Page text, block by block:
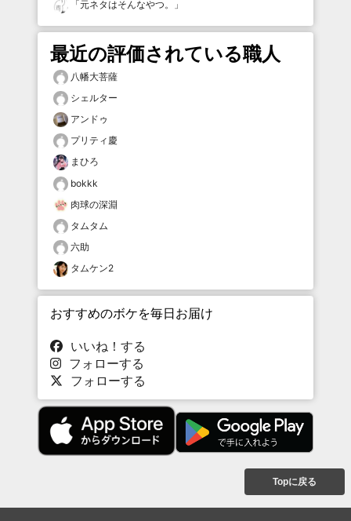
「元ネタはそんなやつ。 」
最近の評価されている職人
八幡大菩薩
シェルター
アンドゥ
プリティ慶
まひろ
bokkk
肉球の深淵
タムタム
六助
タムケン2
おすすめのボケを毎日お届け
いいね！する
フォローする
フォローする
Topに戻る